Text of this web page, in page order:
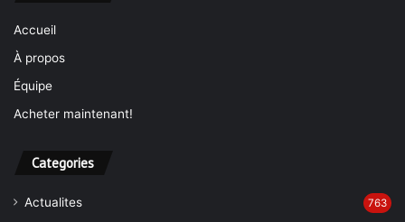
Accueil
À propos
Équipe
Acheter maintenant!
Categories
Actualites 763